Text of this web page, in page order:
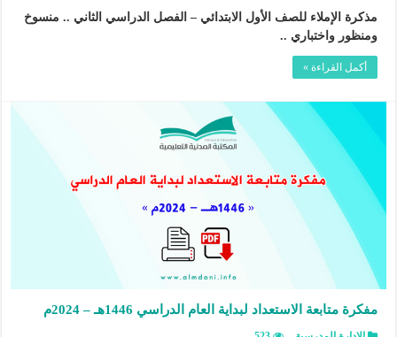
مذكرة الإملاء للصف الأول الابتدائي – الفصل الدراسي الثاني .. منسوخ
ومنظور واختباري ..
أكمل القراءة »
مفكرة متابعة الاستعداد لبداية العام الدراسي 1446هـ – 2024م